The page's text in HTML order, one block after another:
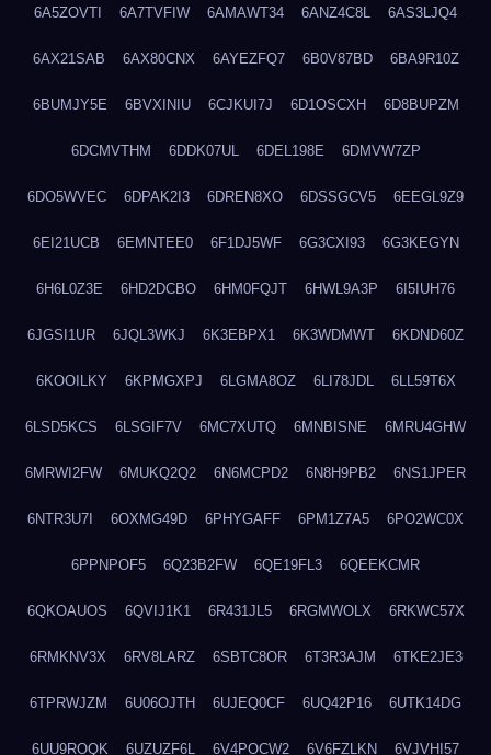
6A5ZOVTI 6A7TVFIW 6AMAWT34 6ANZ4C8L 6AS3LJQ4
6AX21SAB 6AX80CNX 6AYEZFQ7 6B0V87BD 6BA9R10Z
6BUMJY5E 6BVXINIU 6CJKUI7J 6D1OSCXH 6D8BUPZM
6DCMVTHM 6DDK07UL 6DEL198E 6DMVW7ZP
6DO5WVEC 6DPAK2I3 6DREN8XO 6DSSGCV5 6EEGL9Z9
6EI21UCB 6EMNTEE0 6F1DJ5WF 6G3CXI93 6G3KEGYN
6H6L0Z3E 6HD2DCBO 6HM0FQJT 6HWL9A3P 6I5IUH76
6JGSI1UR 6JQL3WKJ 6K3EBPX1 6K3WDMWT 6KDND60Z
6KOOILKY 6KPMGXPJ 6LGMA8OZ 6LI78JDL 6LL59T6X
6LSD5KCS 6LSGIF7V 6MC7XUTQ 6MNBISNE 6MRU4GHW
6MRWI2FW 6MUKQ2Q2 6N6MCPD2 6N8H9PB2 6NS1JPER
6NTR3U7I 6OXMG49D 6PHYGAFF 6PM1Z7A5 6PO2WC0X
6PPNPOF5 6Q23B2FW 6QE19FL3 6QEEKCMR
6QKOAUOS 6QVIJ1K1 6R431JL5 6RGMWOLX 6RKWC57X
6RMKNV3X 6RV8LARZ 6SBTC8OR 6T3R3AJM 6TKE2JE3
6TPRWJZM 6U06OJTH 6UJEQ0CF 6UQ42P16 6UTK14DG
6UU9ROQK 6UZUZF6L 6V4POCW2 6V6FZLKN 6VJVHI57